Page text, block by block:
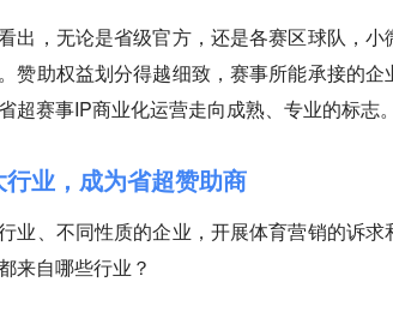
出，无论是省级官方，还是各赛区球队，
赞助权益划分得越细致，赛事所能承接的
超赛事IP商业化运营走向成熟、专业的标志。
行业，成为省超赞助商
业、不同性质的企业，开展体育营销的诉
来自哪些行业？